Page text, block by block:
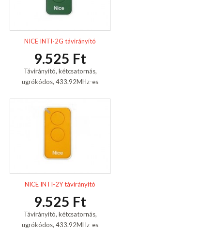
NICE INTI-2G távirányító
9.525 Ft
Távirányító, kétcsatornás,
ugrókódos, 433.92MHz-es
NICE INTI-2Y távirányító
9.525 Ft
Távirányító, kétcsatornás,
ugrókódos, 433.92MHz-es